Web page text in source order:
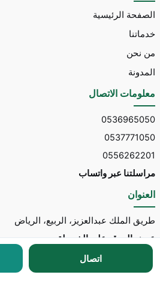
الصفحة الرئيسية
خدماتنا
من نحن
المدونة
معلومات الاتصال
0536965050
0537771050
0556262201
مراسلتنا عبر واتساب
العنوان
طريق الملك عبدالعزيز، الربيع، الرياض
عرض الموقع على الخريطة
اتصال